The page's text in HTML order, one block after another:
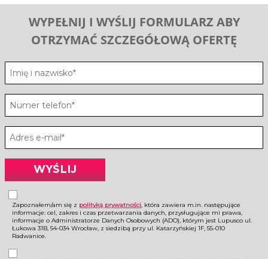
WYPEŁNIJ I WYŚLIJ FORMULARZ ABY
OTRZYMAĆ SZCZEGÓŁOWĄ OFERTĘ
Zapoznałem/am się z polityką prywatności, która zawiera m.in. następujące
informacje: cel, zakres i czas przetwarzania danych, przysługujące mi prawa,
informacje o Administratorze Danych Osobowych (ADO), którym jest Lupusco ul.
Łukowa 31B, 54-034 Wrocław, z siedzibą przy ul. Katarzyńskiej 1F, 55-010
Radwanice.